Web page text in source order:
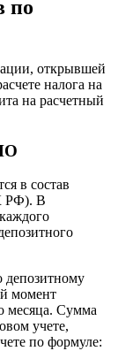
по
открывшей
налога на
на расчетный
в состав
РФ). В
депозитному
момент
месяца. Сумма
учете,
по формуле: